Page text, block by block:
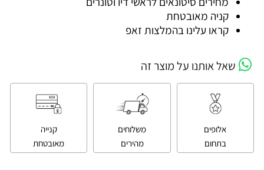
קניה מאובטחת
קראו עלינו בהמלצות זאפ
שאל אותנו על מוצר זה
אלופים
בתחום
משלוחים
מהירים
קנייה
מאובטחת